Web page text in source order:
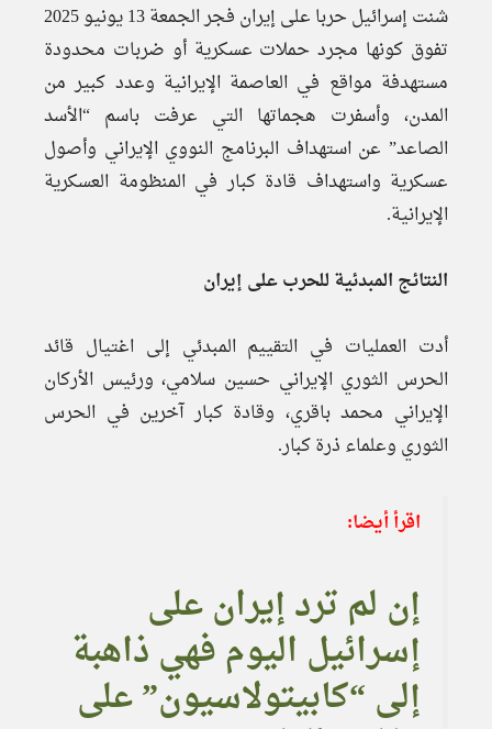
شنت إسرائيل حربا على إيران فجر الجمعة 13 يونيو 2025
تفوق كونها مجرد حملات عسكرية أو ضربات محدودة
مستهدفة مواقع في العاصمة الإيرانية وعدد كبير من
المدن، وأسفرت هجماتها التي عرفت باسم “الأسد
الصاعد” عن استهداف البرنامج النووي الإيراني وأصول
عسكرية واستهداف قادة كبار في المنظومة العسكرية
الإيرانية.
النتائج المبدئية للحرب على إيران
أدت العمليات في التقييم المبدئي إلى اغتيال قائد
الحرس الثوري الإيراني حسين سلامي، ورئيس الأركان
الإيراني محمد باقري، وقادة كبار آخرين في الحرس
الثوري وعلماء ذرة كبار.
اقرأ أيضا:
إن لم ترد إيران على
إسرائيل اليوم فهي ذاهبة
إلى “كابيتولاسيون” على